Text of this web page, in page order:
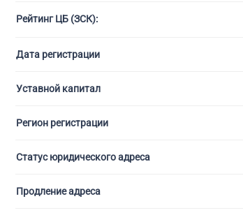
Рейтинг ЦБ (ЗСК):
Дата регистрации
Уставной капитал
Регион регистрации
Статус юридического адреса
Продление адреса